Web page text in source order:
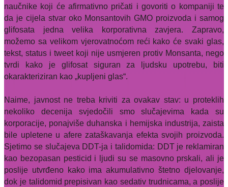
naučnike koji će afirmativno pričati i govoriti o kompaniji te
da je cijela stvar oko Monsantovih GMO proizvoda i samog
glifosata jedna velika korporativna zavjera. Zapravo,
možemo sa velikom vjerovatnoćom reći kako će svaki glas,
tekst, status i tweet koji nije usmjeren protiv Monsanta, nego
tvrdi kako je glifosat siguran za ljudsku upotrebu, biti
okarakteriziran kao „kupljeni glas“.
Naime, javnost ne treba kriviti za ovakav stav: u proteklih
nekoliko decenija svjedočili smo slučajevima kada su
korporacije, ponajviše duhanska i hemijska industrija, zaista
bile upletene u afere zataškavanja efekta svojih proizvoda.
Sjetimo se slučajeva DDT-ja i talidomida: DDT je reklamiran
kao bezopasan pesticid i ljudi su se masovno prskali, ali je
poslije utvrđeno kako ima akumulativno štetno djelovanje,
dok je talidomid prepisivan kao sedativ trudnicama, a poslije